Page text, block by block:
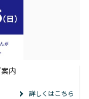
内
詳しくはこちら